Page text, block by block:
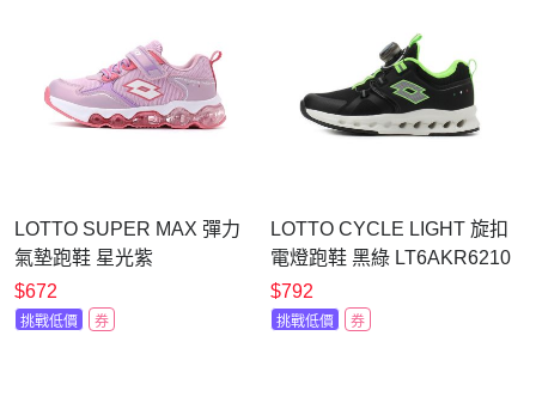
LOTTO SUPER MAX 彈力
氣墊跑鞋 星光紫
LT4AKR8457 大童鞋
$672
挑戰低價 券
LOTTO CYCLE LIGHT 旋扣
電燈跑鞋 黑綠 LT6AKR6210
中大童鞋
$792
挑戰低價 券